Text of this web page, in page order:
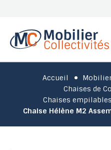
Accueil
Chaises de
Chaises
Chaise Hélène M2